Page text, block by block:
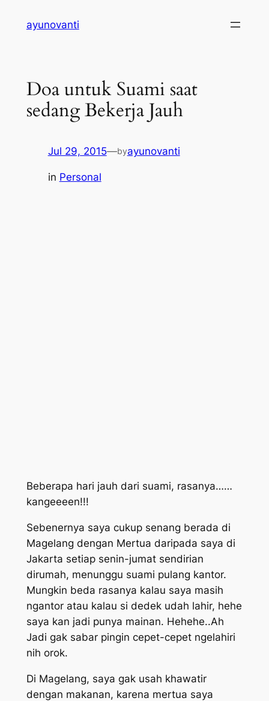
ayunovanti
Doa untuk Suami saat
sedang Bekerja Jauh
Jul 29, 2015—byayunovanti
in Personal
Beberapa hari jauh dari suami, rasanya……
kangeeeen!!!
Sebenernya saya cukup senang berada di
Magelang dengan Mertua daripada saya di
Jakarta setiap senin-jumat sendirian
dirumah, menunggu suami pulang kantor.
Mungkin beda rasanya kalau saya masih
ngantor atau kalau si dedek udah lahir, hehe
saya kan jadi punya mainan. Hehehe..Ah
Jadi gak sabar pingin cepet-cepet ngelahiri
nih orok.
Di Magelang, saya gak usah khawatir
dengan makanan, karena mertua saya